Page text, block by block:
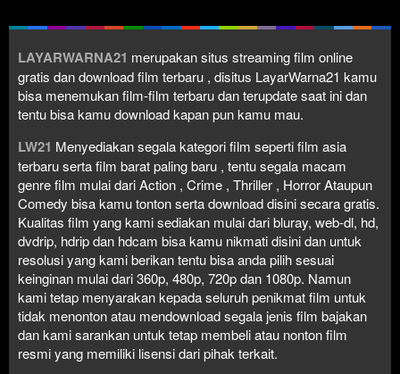
LAYARWARNA21 merupakan situs streaming film online
gratis dan download film terbaru , disitus LayarWarna21 kamu
bisa menemukan film-film terbaru dan terupdate saat ini dan
tentu bisa kamu download kapan pun kamu mau.
LW21 Menyediakan segala kategori film seperti film asia
terbaru serta film barat paling baru , tentu segala macam
genre film mulai dari Action , Crime , Thriller , Horror Ataupun
Comedy bisa kamu tonton serta download disini secara gratis.
Kualitas film yang kami sediakan mulai dari bluray, web-dl, hd,
dvdrip, hdrip dan hdcam bisa kamu nikmati disini dan untuk
resolusi yang kami berikan tentu bisa anda pilih sesuai
keinginan mulai dari 360p, 480p, 720p dan 1080p. Namun
kami tetap menyarakan kepada seluruh penikmat film untuk
tidak menonton atau mendownload segala jenis film bajakan
dan kami sarankan untuk tetap membeli atau nonton film
resmi yang memiliki lisensi dari pihak terkait.